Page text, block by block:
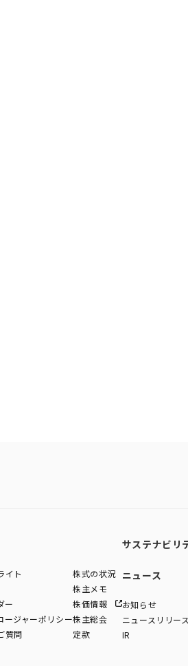
イト
ー
ージャーポリシー
質問
株式の状況
株主メモ
株価情報
株主総会
定款
サステナビリ
ニュース
お知らせ
ニュースリリース
IR